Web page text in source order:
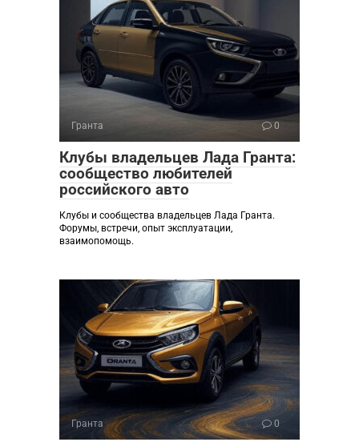
Гранта 0
Клубы владельцев Лада Гранта:
сообщество любителей
российского авто
Клубы и сообщества владельцев Лада Гранта.
Форумы, встречи, опыт эксплуатации,
взаимопомощь.
Гранта 0